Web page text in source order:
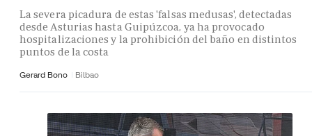
La severa picadura de estas 'falsas medusas', detectadas
desde Asturias hasta Guipúzcoa, ya ha provocado
hospitalizaciones y la prohibición del baño en distintos
puntos de la costa
Gerard Bono Bilbao